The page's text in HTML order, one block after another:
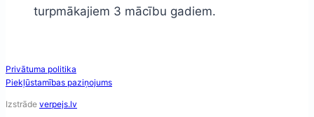
turpmākajiem 3 mācību gadiem.
Privātuma politika
Piekļūstamības paziņojums
Izstrāde verpejs.lv